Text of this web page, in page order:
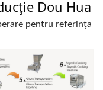
Dou Hua
pentru referința